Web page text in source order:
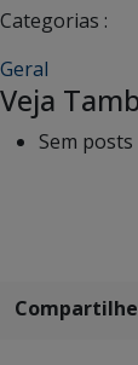
Categorias :
Geral
Veja
Sem